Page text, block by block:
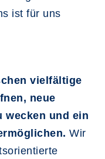
ist für uns
vielfältige
neue
wecken und ein
Wir